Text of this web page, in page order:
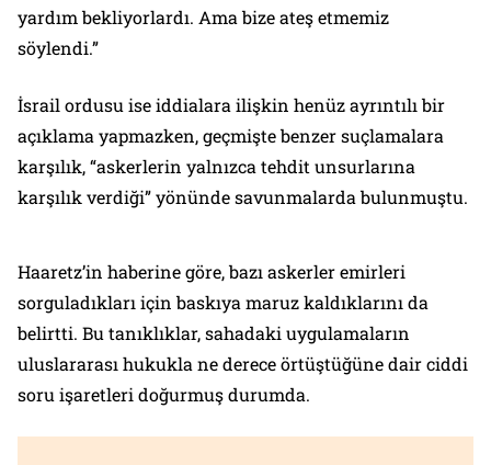
yardım bekliyorlardı. Ama bize ateş etmemiz
söylendi.”
İsrail ordusu ise iddialara ilişkin henüz ayrıntılı bir
açıklama yapmazken, geçmişte benzer suçlamalara
karşılık, “askerlerin yalnızca tehdit unsurlarına
karşılık verdiği” yönünde savunmalarda bulunmuştu.
Haaretz’in haberine göre, bazı askerler emirleri
sorguladıkları için baskıya maruz kaldıklarını da
belirtti. Bu tanıklıklar, sahadaki uygulamaların
uluslararası hukukla ne derece örtüştüğüne dair ciddi
soru işaretleri doğurmuş durumda.